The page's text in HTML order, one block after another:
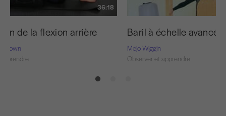
36:18
de la flexion arrière
Brown
Baril à échelle avancé
Mejo Wiggin
Observer et apprendre